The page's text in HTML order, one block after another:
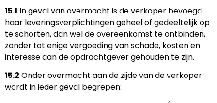
15.1 In geval van overmacht is de verkoper bevoegd
haar leveringsverplichtingen geheel of gedeeltelijk op
te schorten, dan wel de overeenkomst te ontbinden,
zonder tot enige vergoeding van schade, kosten en
interesse aan de opdrachtgever gehouden te zijn.
15.2 Onder overmacht aan de zijde van de verkoper
wordt in ieder geval begrepen: